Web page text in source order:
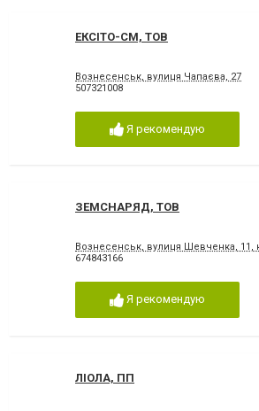
ЕКСІТО-СМ, ТОВ
Вознесенськ, вулиця Чапаєва, 27
507321008
Я рекомендую
ЗЕМСНАРЯД, ТОВ
Вознесенськ, вулиця Шевченка, 11,
674843166
Я рекомендую
ЛІОЛА, ПП